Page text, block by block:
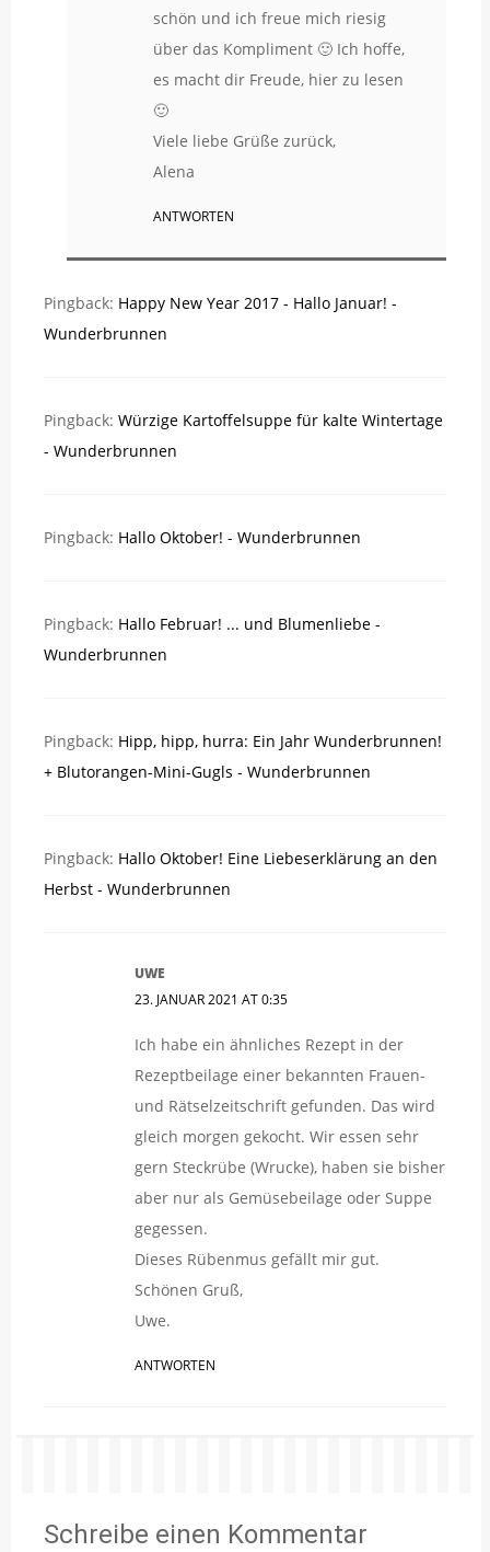
schön und ich freue mich riesig
über das Kompliment 🙂 Ich hoffe,
es macht dir Freude, hier zu lesen
🙂
Viele liebe Grüße zurück,
Alena
ANTWORTEN
Pingback: Happy New Year 2017 - Hallo Januar! -
Wunderbrunnen
Pingback: Würzige Kartoffelsuppe für kalte Wintertage
- Wunderbrunnen
Pingback: Hallo Oktober! - Wunderbrunnen
Pingback: Hallo Februar! ... und Blumenliebe -
Wunderbrunnen
Pingback: Hipp, hipp, hurra: Ein Jahr Wunderbrunnen!
+ Blutorangen-Mini-Gugls - Wunderbrunnen
Pingback: Hallo Oktober! Eine Liebeserklärung an den
Herbst - Wunderbrunnen
UWE
23. JANUAR 2021 AT 0:35
Ich habe ein ähnliches Rezept in der
Rezeptbeilage einer bekannten Frauen-
und Rätselzeitschrift gefunden. Das wird
gleich morgen gekocht. Wir essen sehr
gern Steckrübe (Wrucke), haben sie bisher
aber nur als Gemüsebeilage oder Suppe
gegessen.
Dieses Rübenmus gefällt mir gut.
Schönen Gruß,
Uwe.
ANTWORTEN
Schreibe einen Kommentar